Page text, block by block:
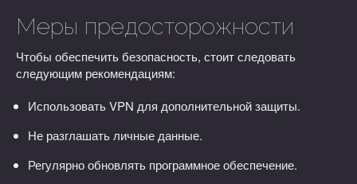
Меры предосторожности
Чтобы обеспечить безопасность, стоит следовать
следующим рекомендациям:
Использовать VPN для дополнительной защиты.
Не разглашать личные данные.
Регулярно обновлять программное обеспечение.